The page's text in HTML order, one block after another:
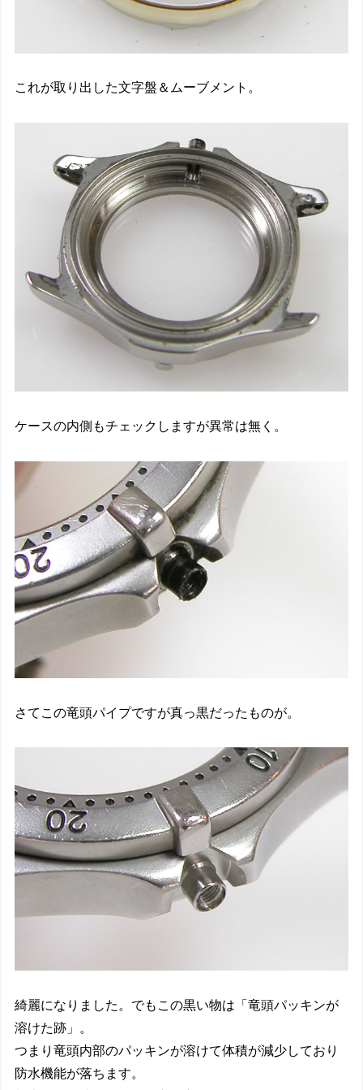
これが取り出した文字盤＆ムーブメント。
ケースの内側もチェックしますが異常は無く。
さてこの竜頭パイプですが真っ黒だったものが。
綺麗になりました。でもこの黒い物は「竜頭パッキンが
溶けた跡」。
つまり竜頭内部のパッキンが溶けて体積が減少しており
防水機能が落ちます。